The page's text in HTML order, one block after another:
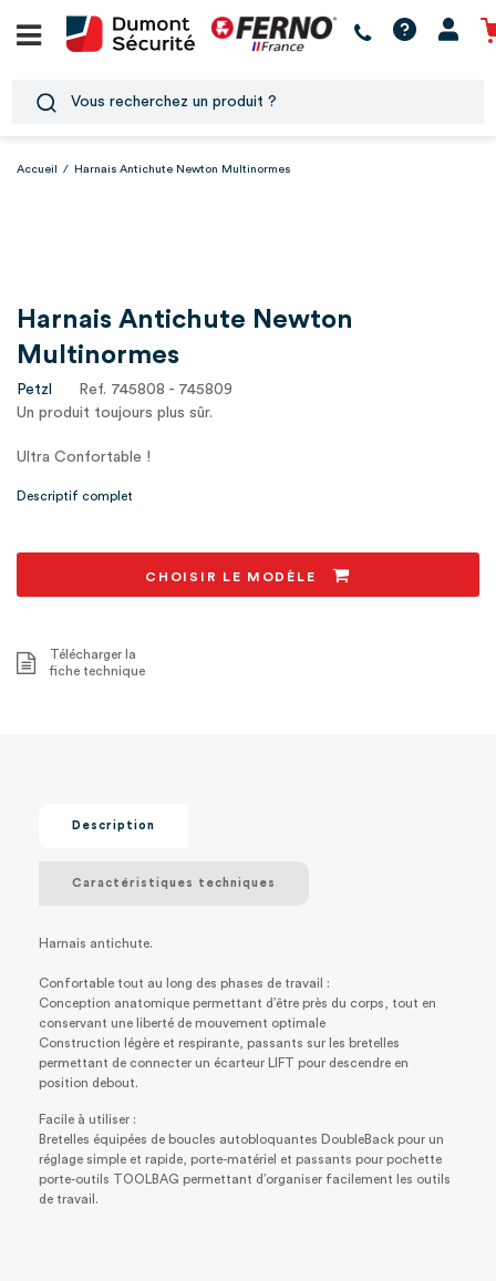
Accueil / Harnais Antichute Newton Multinormes
Harnais Antichute Newton
Multinormes
Petzl
Ref. 745808 - 745809
Un produit toujours plus sûr.
Ultra Confortable !
Descriptif complet
CHOISIR LE MODÈLE
Télécharger la
fiche technique
Description
Caractéristiques techniques
Harnais antichute.
Confortable tout au long des phases de travail :
Conception anatomique permettant d’être près du corps, tout en
conservant une liberté de mouvement optimale
Construction légère et respirante, passants sur les bretelles
permettant de connecter un écarteur LIFT pour descendre en
position debout.
Facile à utiliser :
Bretelles équipées de boucles autobloquantes DoubleBack pour un
réglage simple et rapide, porte-matériel et passants pour pochette
porte-outils TOOLBAG permettant d’organiser facilement les outils
de travail.